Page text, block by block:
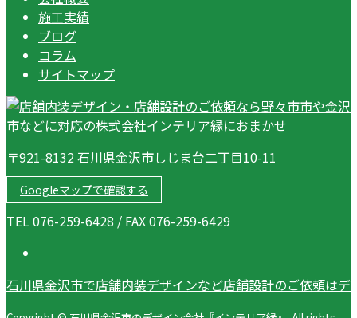
施工実績
ブログ
コラム
サイトマップ
〒921-8132 石川県金沢市しじま台二丁目10-11
Googleマップで確認する
TEL 076-259-6428 / FAX 076-259-6429
石川県金沢市で店舗内装デザインなど店舗設計のご依頼は